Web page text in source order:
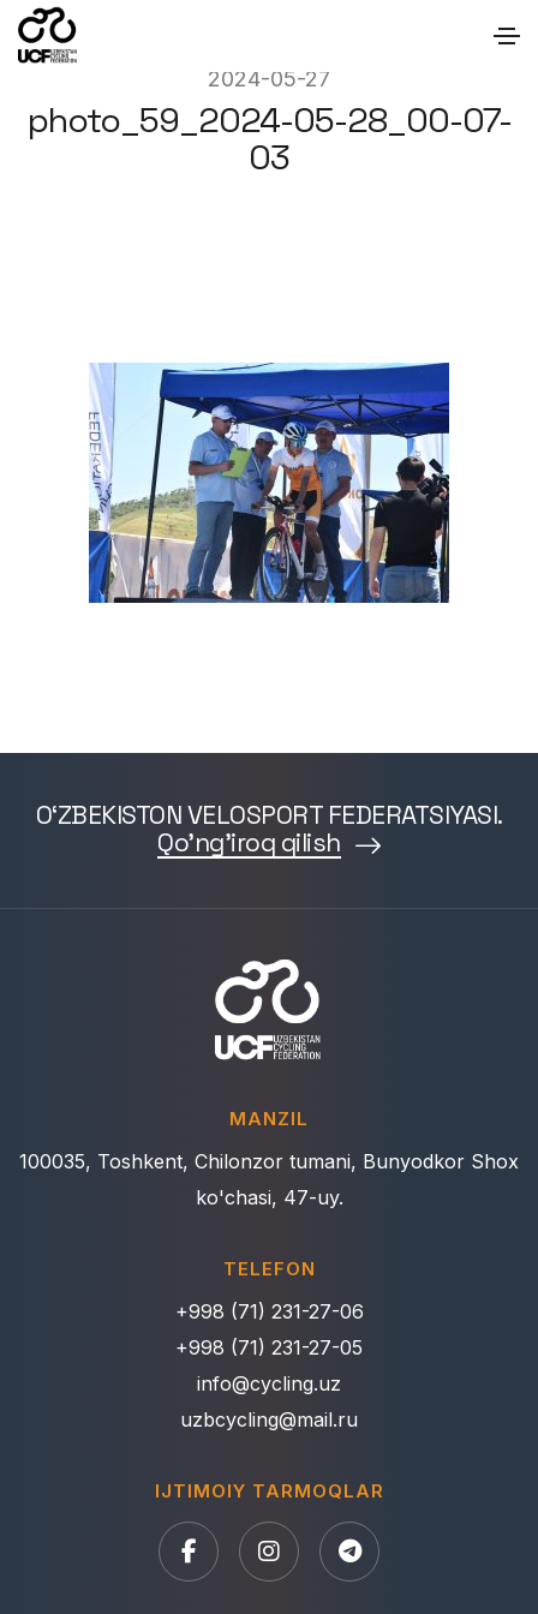
2024-05-27
photo_59_2024-05-28_00-07-
03
O‘ZBEKISTON VELOSPORT FEDERATSIYASI.
Qo'ng'iroq qilish
MANZIL
100035, Toshkent, Chilonzor tumani, Bunyodkor Shox
ko'chasi, 47-uy.
TELEFON
+998 (71) 231-27-06
+998 (71) 231-27-05
info@cycling.uz
uzbcycling@mail.ru
IJTIMOIY TARMOQLAR